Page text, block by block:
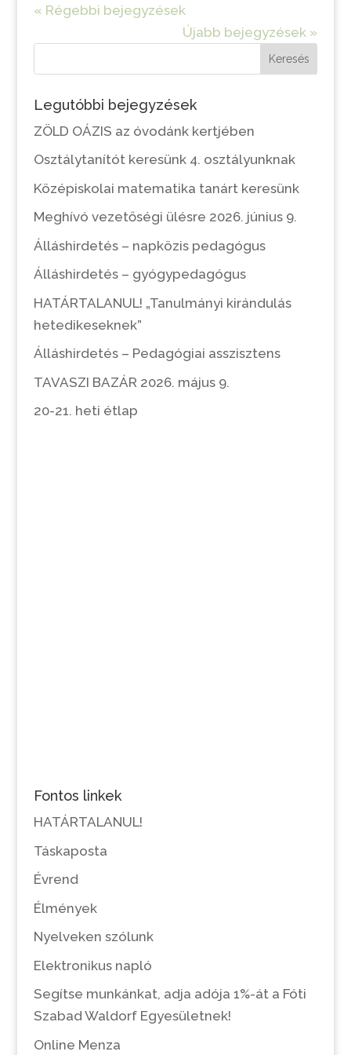
« Régebbi bejegyzések
Újabb bejegyzések »
Keresés
Legutóbbi bejegyzések
ZÖLD OÁZIS az óvodánk kertjében
Osztálytanítót keresünk 4. osztályunknak
Középiskolai matematika tanárt keresünk
Meghívó vezetőségi ülésre 2026. június 9.
Álláshirdetés – napközis pedagógus
Álláshirdetés – gyógypedagógus
HATÁRTALANUL! „Tanulmányi kirándulás
hetedikeseknek”
Álláshirdetés – Pedagógiai asszisztens
TAVASZI BAZÁR 2026. május 9.
20-21. heti étlap
Fontos linkek
HATÁRTALANUL!
Táskaposta
Évrend
Élmények
Nyelveken szólunk
Elektronikus napló
Segítse munkánkat, adja adója 1%-át a Fóti
Szabad Waldorf Egyesületnek!
Online Menza